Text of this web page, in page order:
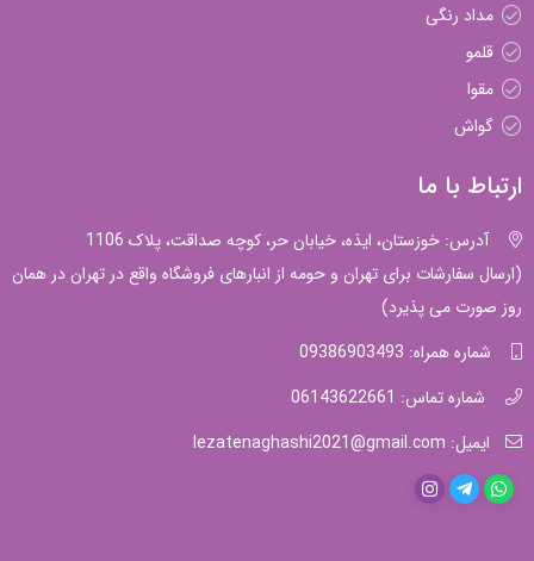
مداد رنگی
قلمو
مقوا
گواش
ارتباط با ما
آدرس: خوزستان، ایذه، خیابان حر، کوچه صداقت، پلاک 1106
(ارسال سفارشات برای تهران و حومه از انبارهای فروشگاه واقع در تهران در همان
روز صورت می پذیرد)
شماره همراه: 09386903493
شماره تماس: 06143622661
ایمیل: lezatenaghashi2021@gmail.com